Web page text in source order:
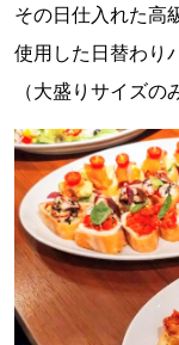
その日仕入れた高
使用した日替わり
（大盛りサイズの